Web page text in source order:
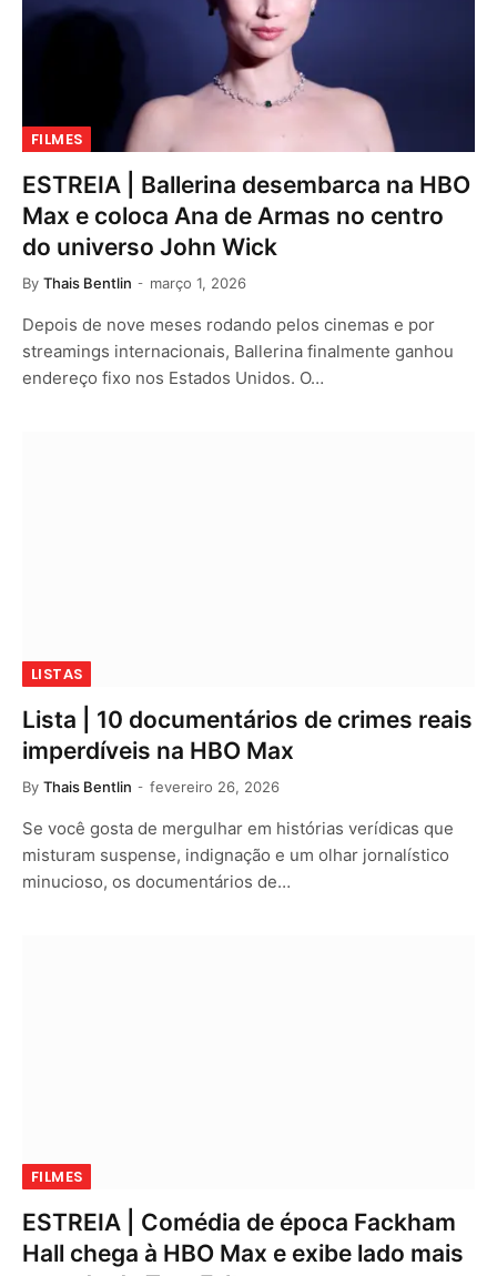
FILMES
ESTREIA | Ballerina desembarca na HBO
Max e coloca Ana de Armas no centro
do universo John Wick
By Thais Bentlin março 1, 2026
Depois de nove meses rodando pelos cinemas e por
streamings internacionais, Ballerina finalmente ganhou
endereço fixo nos Estados Unidos. O…
LISTAS
Lista | 10 documentários de crimes reais
imperdíveis na HBO Max
By Thais Bentlin fevereiro 26, 2026
Se você gosta de mergulhar em histórias verídicas que
misturam suspense, indignação e um olhar jornalístico
minucioso, os documentários de…
FILMES
ESTREIA | Comédia de época Fackham
Hall chega à HBO Max e exibe lado mais